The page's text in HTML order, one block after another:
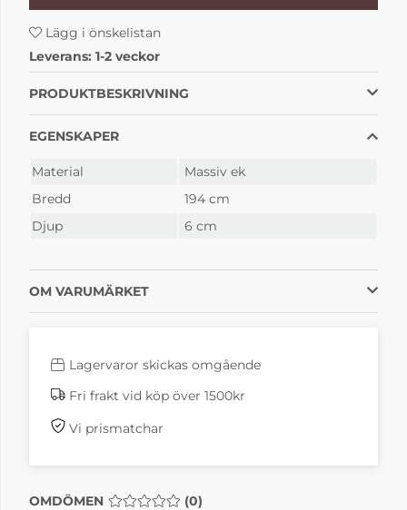
Lägg i önskelistan
Leverans: 1-2 veckor
PRODUKTBESKRIVNING
EGENSKAPER
Material
Massiv ek
Bredd
194 cm
Djup
6 cm
OM VARUMÄRKET
Lagervaror skickas omgående
Fri frakt vid köp över 1500kr
Vi prismatchar
OMDÖMEN MEDELBETYG 0 AV 5 ANTAL BETYG 0
(0)